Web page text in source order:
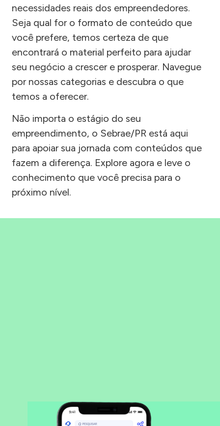
necessidades reais dos empreendedores.
Seja qual for o formato de conteúdo que
você prefere, temos certeza de que
encontrará o material perfeito para ajudar
seu negócio a crescer e prosperar. Navegue
por nossas categorias e descubra o que
temos a oferecer.
Não importa o estágio do seu
empreendimento, o Sebrae/PR está aqui
para apoiar sua jornada com conteúdos que
fazem a diferença. Explore agora e leve o
conhecimento que você precisa para o
próximo nível.